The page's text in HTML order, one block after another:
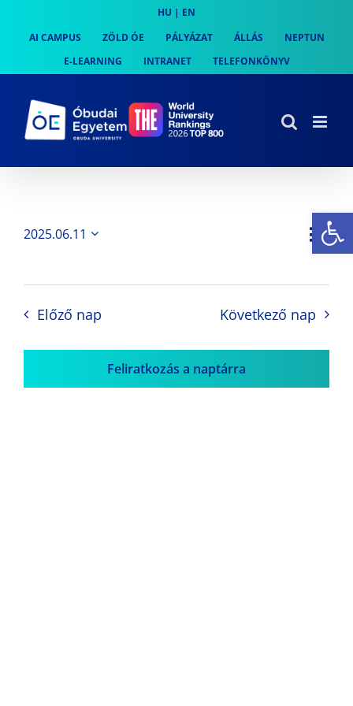
content
HU | EN
AI CAMPUS
ZÖLD ÓE PÁLYÁZAT ÁLLÁS
NEPTUN
E-LEARNING
INTRANET TELEFONKÖNYV
Nap
2025.06.11
Előző nap Következő nap
Feliratkozás a naptárra